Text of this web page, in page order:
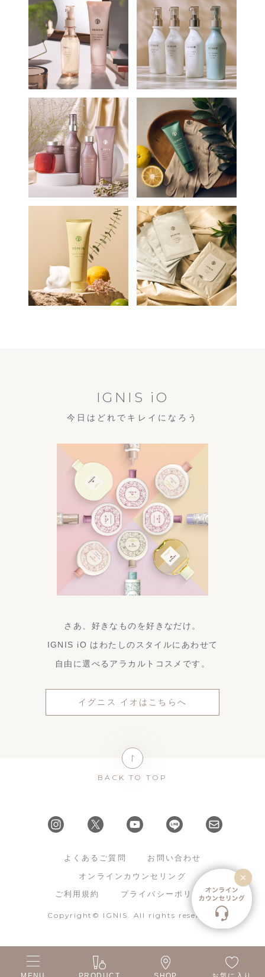
IGNIS iO
今日はどれでキレイになろう
さあ、好きなものを好きなだけ。
IGNIS iO はわたしのスタイルにあわせて
自由に選べるアラカルトコスメです。
イグニス イオはこちらへ
BACK TO TOP
よくあるご質問 お問い合わせ
オンラインカウンセリング
ご利用規約 プライバシーポリシー
Copyright© IGNIS. All rights reserved.